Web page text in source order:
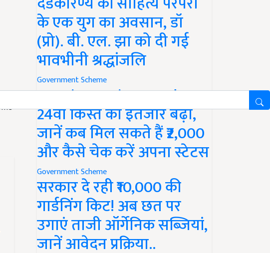
के एक युग का अवसान, डॉ
(प्रो). बी. एल. झा को दी गई
भावभीनी श्रद्धांजलि
Government Scheme
PM Kisan Yojana Update:
24वीं किस्त का इंतजार बढ़ा,
जानें कब मिल सकते हैं ₹2,000
और कैसे चेक करें अपना स्टेटस
Government Scheme
सरकार दे रही ₹10,000 की
गार्डनिंग किट! अब छत पर
उगाएं ताजी ऑर्गेनिक सब्जियां,
जानें आवेदन प्रक्रिया..